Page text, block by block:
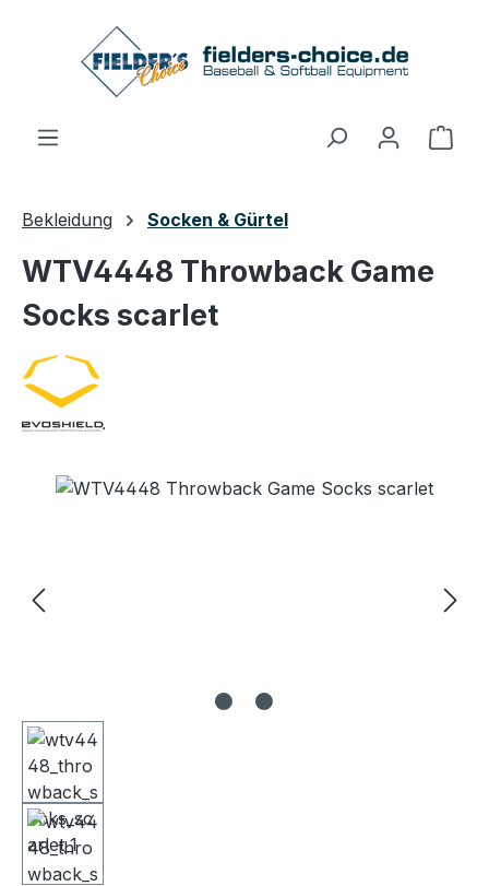
Zum Hauptinhalt springen
Bekleidung Socken & Gürtel
WTV4448 Throwback Game
Socks scarlet
Bildergalerie überspringen